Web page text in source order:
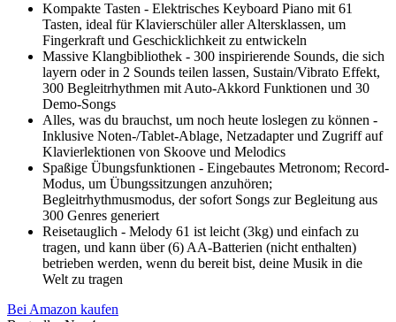
Kompakte Tasten - Elektrisches Keyboard Piano mit 61
Tasten, ideal für Klavierschüler aller Altersklassen, um
Fingerkraft und Geschicklichkeit zu entwickeln
Massive Klangbibliothek - 300 inspirierende Sounds, die sich
layern oder in 2 Sounds teilen lassen, Sustain/Vibrato Effekt,
300 Begleitrhythmen mit Auto-Akkord Funktionen und 30
Demo-Songs
Alles, was du brauchst, um noch heute loslegen zu können -
Inklusive Noten-/Tablet-Ablage, Netzadapter und Zugriff auf
Klavierlektionen von Skoove und Melodics
Spaßige Übungsfunktionen - Eingebautes Metronom; Record-
Modus, um Übungssitzungen anzuhören;
Begleitrhythmusmodus, der sofort Songs zur Begleitung aus
300 Genres generiert
Reisetauglich - Melody 61 ist leicht (3kg) und einfach zu
tragen, und kann über (6) AA-Batterien (nicht enthalten)
betrieben werden, wenn du bereit bist, deine Musik in die
Welt zu tragen
Bei Amazon kaufen